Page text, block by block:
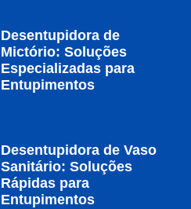
Desentupidora de
Mictório: Soluções
Especializadas para
Entupimentos
Desentupidora de Vaso
Sanitário: Soluções
Rápidas para
Entupimentos